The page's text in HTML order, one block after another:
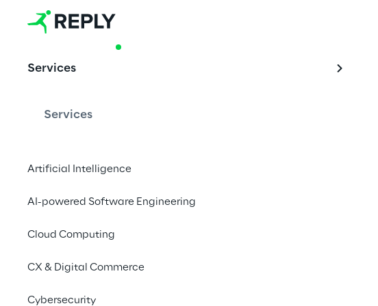
Services
Services
Artificial Intelligence
AI-powered Software Engineering
Cloud Computing
CX & Digital Commerce
Cybersecurity
X-RAIS: KI
Auswertung medizinischer